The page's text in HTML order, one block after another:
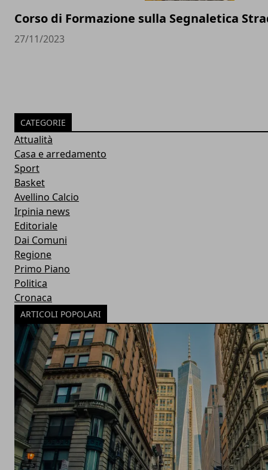
Corso di Formazione sulla Segnaletica
27/11/2023
CATEGORIE
Attualità
Casa e arredamento
Sport
Basket
Avellino Calcio
Irpinia news
Editoriale
Dai Comuni
Regione
Primo Piano
Politica
Cronaca
ARTICOLI POPOLARI